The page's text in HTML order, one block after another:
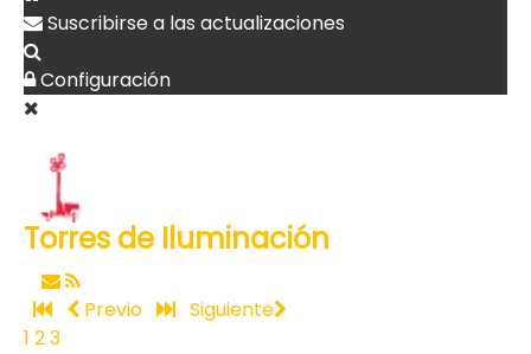
Suscribirse a las actualizaciones
Configuración
Torres de Iluminación
Previo
Siguiente
1 23